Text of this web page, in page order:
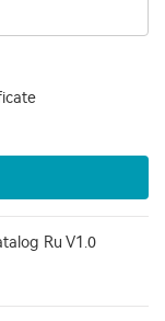
Ru V1.0